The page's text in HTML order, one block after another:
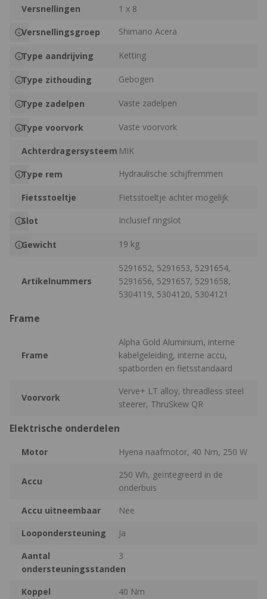
Versnellingen 1 x 8
Versnellingsgroep Shimano Acera
Type aandrijving Ketting
Type zithouding Gebogen
Type zadelpen Vaste zadelpen
Type voorvork Vaste voorvork
Achterdragersysteem MIK
Type rem Hydraulische schijfremmen
Fietsstoeltje Fietsstoeltje achter mogelijk
Slot Inclusief ringslot
Gewicht 19 kg
Artikelnummers
5291652, 5291653, 5291654,
5291656, 5291657, 5291658,
5304119, 5304120, 5304121
Frame
Frame
Alpha Gold Aluminium, interne
kabelgeleiding, interne accu,
spatborden en fietsstandaard
Voorvork
Verve+ LT alloy, threadless steel
steerer, ThruSkew QR
Elektrische onderdelen
Motor Hyena naafmotor, 40 Nm, 250 W
Accu
250 Wh, geïntegreerd in de
onderbuis
Accu uitneembaar
Nee
Loopondersteuning
Ja
Aantal
ondersteuningsstanden
3
Koppel 40 Nm